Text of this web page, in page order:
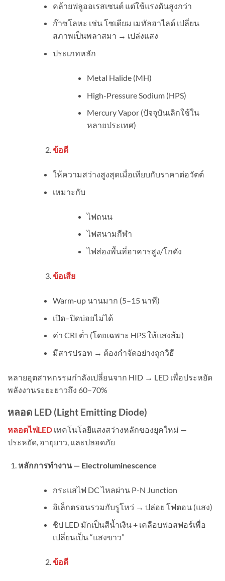
คล้ายฟลูออเรสเซนต์ แต่ใช้แรงดันสูงกว่า
ก๊าซโลหะ เช่น โซเดียม เมทัลฮาไลด์ เปลี่ยน
สภาพเป็นพลาสมา → เปล่งแสง
ประเภทหลัก
Metal Halide (MH)
High-Pressure Sodium (HPS)
Mercury Vapor (ปัจจุบันเลิกใช้ใน
หลายประเทศ)
ข้อดี
ให้ความสว่างสูงสุดเมื่อเทียบกับราคาต่อวัตต์
เหมาะกับ
ไฟถนน
ไฟสนามกีฬา
ไฟส่องพื้นที่อาคารสูง/โกดัง
ข้อเสีย
Warm-up นานมาก (5–15 นาที)
เปิด–ปิดบ่อยไม่ได้
ค่า CRI ต่ำ (โดยเฉพาะ HPS ให้แสงส้ม)
มีสารปรอท → ต้องกำจัดอย่างถูกวิธี
หลายอุตสาหกรรมกำลังเปลี่ยนจาก HID → LED เพื่อประหยัด
พลังงานระยะยาวถึง 60–70%
หลอด LED (Light Emitting Diode)
หลอดไฟLED เทคโนโลยีแสงสว่างหลักของยุคใหม่ —
ประหยัด, อายุยาว, และปลอดภัย
หลักการทำงาน — Electroluminescence
กระแสไฟ DC ไหลผ่าน P-N Junction
อิเล็กตรอนรวมกับรูโหว่ → ปล่อย โฟตอน (แสง)
ชิป LED มักเป็นสีน้ำเงิน + เคลือบฟอสฟอร์เพื่อ
เปลี่ยนเป็น “แสงขาว”
ข้อดี